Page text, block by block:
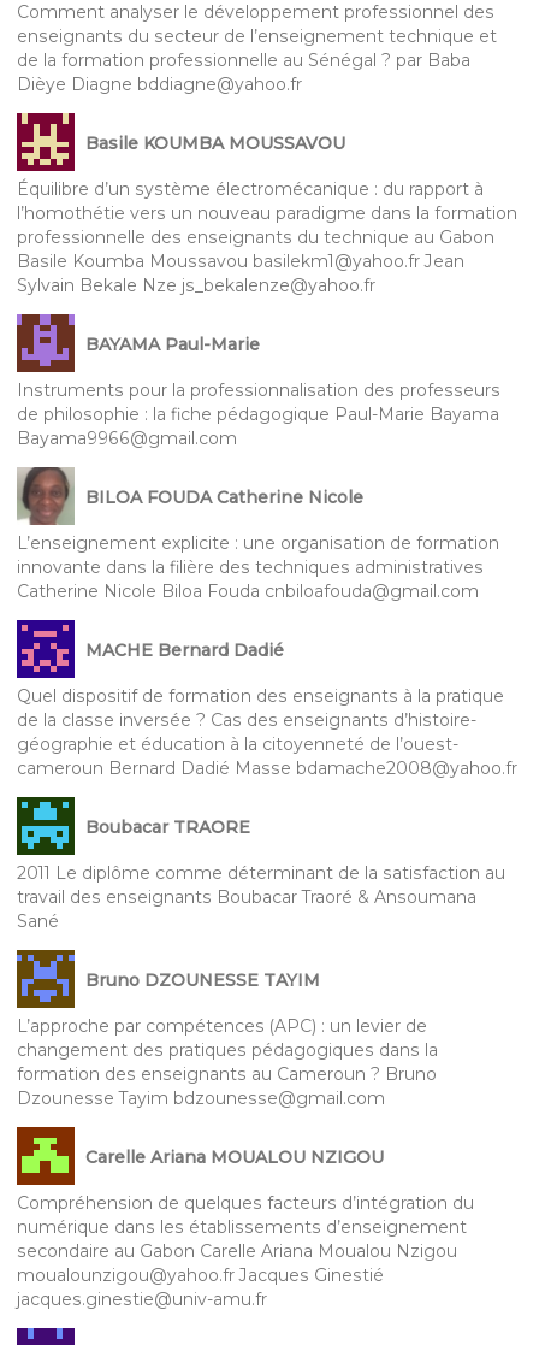
Comment analyser le développement professionnel des
enseignants du secteur de l’enseignement technique et
de la formation professionnelle au Sénégal ? par Baba
Dièye Diagne bddiagne@yahoo.fr
Basile KOUMBA MOUSSAVOU
Équilibre d’un système électromécanique : du rapport à
l’homothétie vers un nouveau paradigme dans la formation
professionnelle des enseignants du technique au Gabon
Basile Koumba Moussavou basilekm1@yahoo.fr Jean
Sylvain Bekale Nze js_bekalenze@yahoo.fr
BAYAMA Paul-Marie
Instruments pour la professionnalisation des professeurs
de philosophie : la fiche pédagogique Paul-Marie Bayama
Bayama9966@gmail.com
BILOA FOUDA Catherine Nicole
L’enseignement explicite : une organisation de formation
innovante dans la filière des techniques administratives
Catherine Nicole Biloa Fouda cnbiloafouda@gmail.com
MACHE Bernard Dadié
Quel dispositif de formation des enseignants à la pratique
de la classe inversée ? Cas des enseignants d’histoire-
géographie et éducation à la citoyenneté de l’ouest-
cameroun Bernard Dadié Masse bdamache2008@yahoo.fr
Boubacar TRAORE
2011 Le diplôme comme déterminant de la satisfaction au
travail des enseignants Boubacar Traoré & Ansoumana
Sané
Bruno DZOUNESSE TAYIM
L’approche par compétences (APC) : un levier de
changement des pratiques pédagogiques dans la
formation des enseignants au Cameroun ? Bruno
Dzounesse Tayim bdzounesse@gmail.com
Carelle Ariana MOUALOU NZIGOU
Compréhension de quelques facteurs d’intégration du
numérique dans les établissements d’enseignement
secondaire au Gabon Carelle Ariana Moualou Nzigou
moualounzigou@yahoo.fr Jacques Ginestié
jacques.ginestie@univ-amu.fr